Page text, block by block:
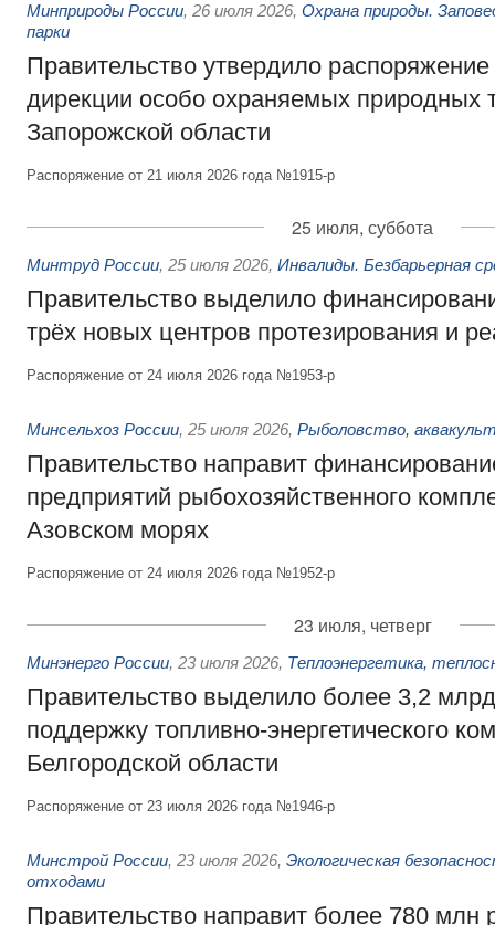
Минприроды России, 26 июля 2026, Охрана природы.
парки
Правительство утвердило
дирекции особо охраняемых природных
Запорожской области
Распоряжение от 21 июля 2026 года №1915-р
25 июля, суббота
Минтруд России, 25 июля 2026, Инвалиды. Безбарьерная
Правительство выделило
трёх новых центров протезирования и
Распоряжение от 24 июля 2026 года №1953-р
Минсельхоз России, 25 июля 2026, Рыболовство,
Правительство направит
предприятий рыбохозяйственного
Азовском морях
Распоряжение от 24 июля 2026 года №1952-р
23 июля, четверг
Минэнерго России, 23 июля 2026, Теплоэнергетика,
Правительство выделило более 3,2
поддержку топливно-энергетического
Белгородской области
Распоряжение от 23 июля 2026 года №1946-р
Минстрой России, 23 июля 2026, Экологическая
отходами
Правительство направит более 780 млн